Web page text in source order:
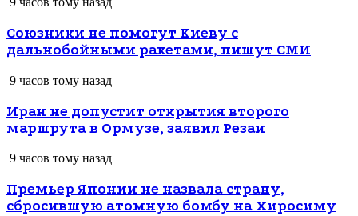
Союзники не помогут Киеву с
дальнобойными ракетами, пишут СМИ
9 часов тому назад
Иран не допустит открытия второго
маршрута в Ормузе, заявил Резаи
9 часов тому назад
Премьер Японии не назвала страну,
сбросившую атомную бомбу на Хиросиму